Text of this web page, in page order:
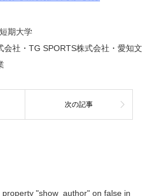
期大学
・TG SPORTS株式会社・愛知文
次の記事
property "show_author" on false in